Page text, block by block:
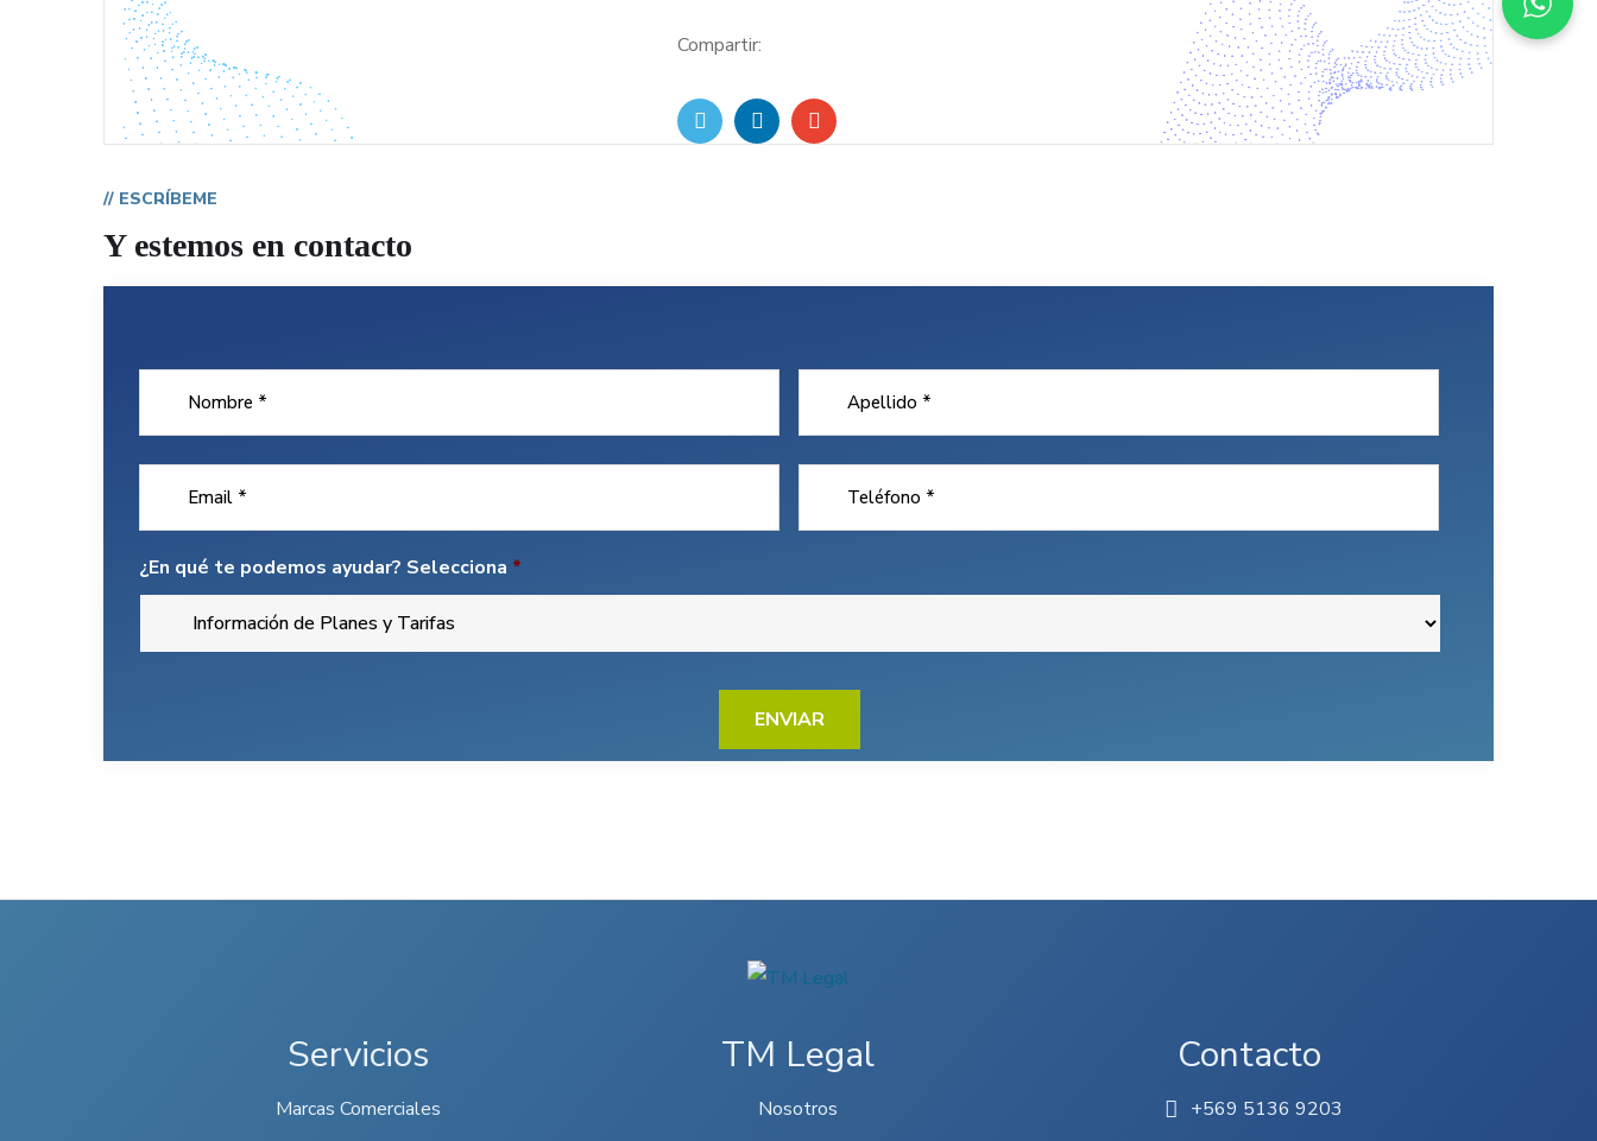
Compartir:
// ESCRÍBEME
Y estemos en contacto
¿En qué te podemos ayudar? Selecciona *
Servicios
Marcas Comerciales
TM Legal
Nosotros
Contacto
+569 5136 9203